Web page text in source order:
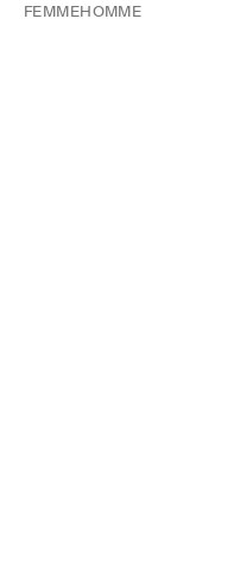
FEMMEHOMME